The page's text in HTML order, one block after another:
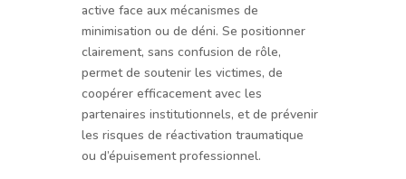
active face aux mécanismes de
minimisation ou de déni. Se positionner
clairement, sans confusion de rôle,
permet de soutenir les victimes, de
coopérer efficacement avec les
partenaires institutionnels, et de prévenir
les risques de réactivation traumatique
ou d’épuisement professionnel.